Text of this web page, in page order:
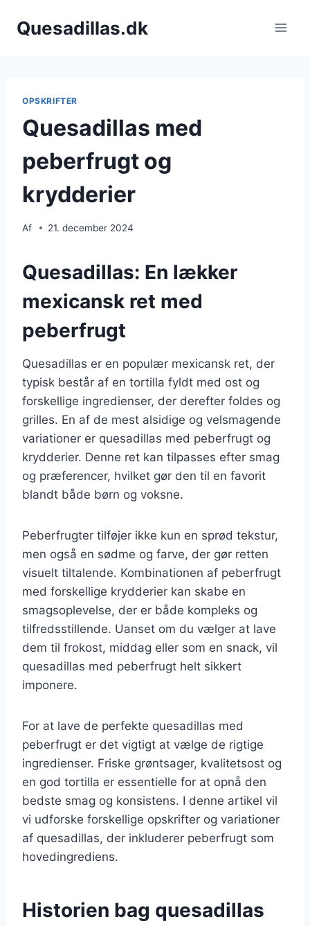
Quesadillas.dk
OPSKRIFTER
Quesadillas med
peberfrugt og
krydderier
Af 21. december 2024
Quesadillas: En lækker
mexicansk ret med
peberfrugt
Quesadillas er en populær mexicansk ret, der
typisk består af en tortilla fyldt med ost og
forskellige ingredienser, der derefter foldes og
grilles. En af de mest alsidige og velsmagende
variationer er quesadillas med peberfrugt og
krydderier. Denne ret kan tilpasses efter smag
og præferencer, hvilket gør den til en favorit
blandt både børn og voksne.
Peberfrugter tilføjer ikke kun en sprød tekstur,
men også en sødme og farve, der gør retten
visuelt tiltalende. Kombinationen af peberfrugt
med forskellige krydderier kan skabe en
smagsoplevelse, der er både kompleks og
tilfredsstillende. Uanset om du vælger at lave
dem til frokost, middag eller som en snack, vil
quesadillas med peberfrugt helt sikkert
imponere.
For at lave de perfekte quesadillas med
peberfrugt er det vigtigt at vælge de rigtige
ingredienser. Friske grøntsager, kvalitetsost og
en god tortilla er essentielle for at opnå den
bedste smag og konsistens. I denne artikel vil
vi udforske forskellige opskrifter og variationer
af quesadillas, der inkluderer peberfrugt som
hovedingrediens.
Historien bag quesadillas